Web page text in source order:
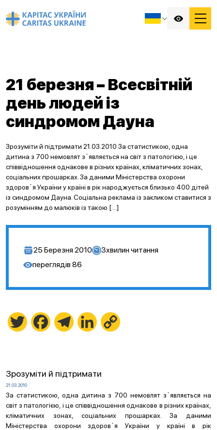
21 березня – Всесвітній
день людей із
синдромом Дауна
Зрозуміти й підтримати 21.03.2010 За статистикою, одна
дитина з 700 немовлят з`являється на світ з патологією, і це
співвідношення однакове в різних країнах, кліматичних зонах,
соціальних прошарках. За даними Міністерства охорони
здоров`я України у країні в рік народжується близько 400 дітей
із синдромом Дауна. Соціальна реклама із закликом ставитися з
розумінням до малюків із такою […]
25 Березня 2010 3хвилин читання
переглядів 86
Twitter FacebookTelegramLinkedIn
Зрозуміти й підтримати
21.03.2010
За статистикою, одна дитина з 700 немовлят з`являється на
світ з патологією, і це співвідношення однакове в різних країнах,
кліматичних зонах, соціальних прошарках. За даними
Міністерства охорони здоров`я України у країні в рік